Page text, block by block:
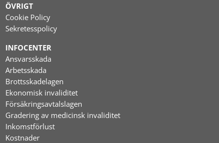
ÖVRIGT
Cookie Policy
Sekretesspolicy
INFOCENTER
Ansvarsskada
Arbetsskada
Brottsskadelagen
Ekonomisk invaliditet
Försäkringsavtalslagen
Gradering av medicinsk invaliditet
Inkomstförlust
Kostnader